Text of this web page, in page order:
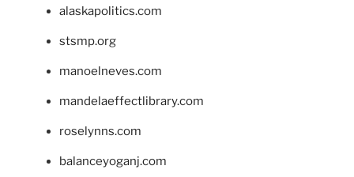
alaskapolitics.com
stsmp.org
manoelneves.com
mandelaeffectlibrary.com
roselynns.com
balanceyoganj.com